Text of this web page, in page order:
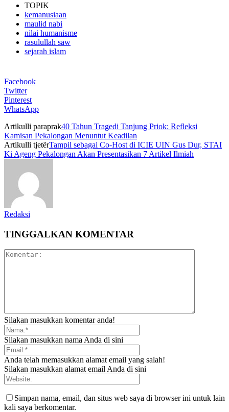
TOPIK
kemanusiaan
maulid nabi
nilai humanisme
rasulullah saw
sejarah islam
Facebook
Twitter
Pinterest
WhatsApp
Artikulli paraprak40 Tahun Tragedi Tanjung Priok: Refleksi
Kamisan Pekalongan Menuntut Keadilan
Artikulli tjetërTampil sebagai Co-Host di ICIE UIN Gus Dur, STAI
Ki Ageng Pekalongan Akan Presentasikan 7 Artikel Ilmiah
Redaksi
TINGGALKAN KOMENTAR
Silakan masukkan komentar anda!
Silakan masukkan nama Anda di sini
Anda telah memasukkan alamat email yang salah!
Silakan masukkan alamat email Anda di sini
Simpan nama, email, dan situs web saya di browser ini untuk lain
kali saya berkomentar.